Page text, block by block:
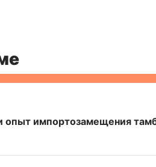
импортозамещения